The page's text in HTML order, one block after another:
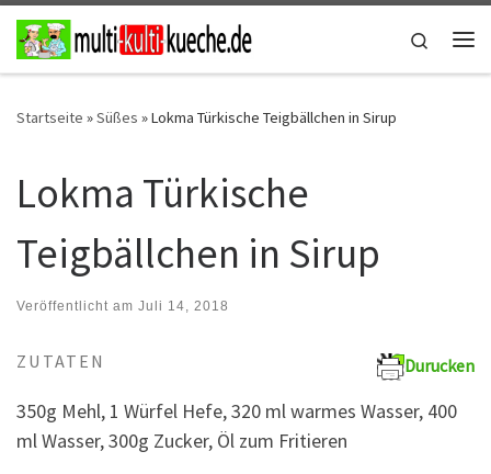
Zum Inhalt springen
Search
Startseite »Süßes »Lokma Türkische Teigbällchen in Sirup
Lokma Türkische
Teigbällchen in Sirup
Veröffentlicht am Juli 14, 2018
Durucken
ZUTATEN
350g Mehl, 1 Würfel Hefe, 320 ml warmes Wasser, 400
ml Wasser, 300g Zucker, Öl zum Fritieren